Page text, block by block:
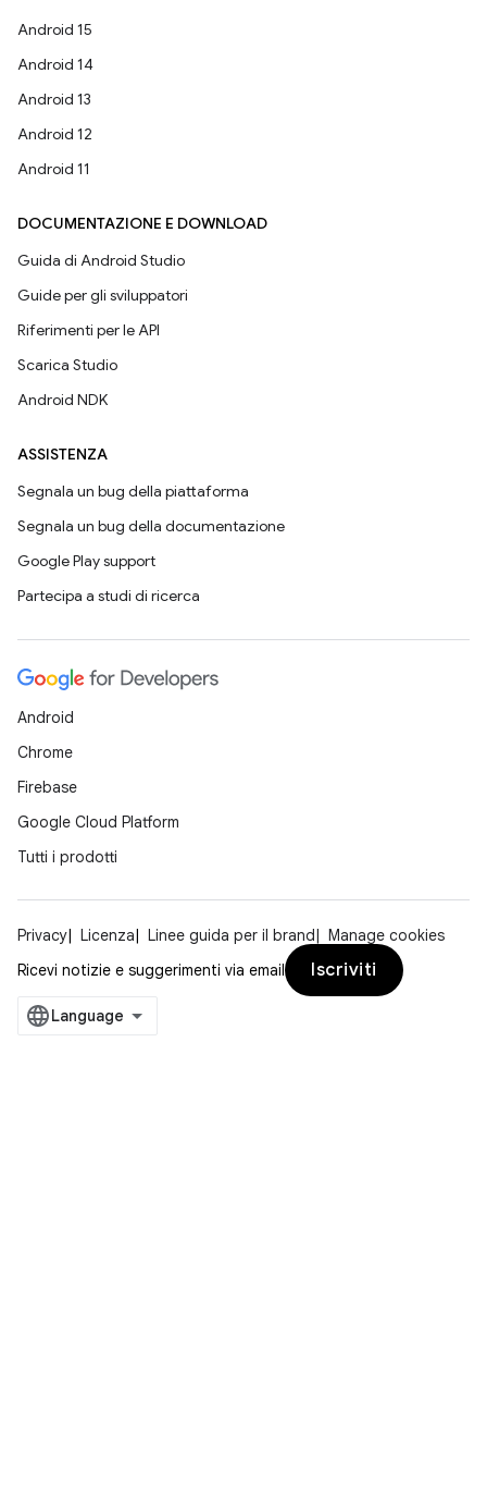
Android 15
Android 14
Android 13
Android 12
Android 11
DOCUMENTAZIONE E DOWNLOAD
Guida di Android Studio
Guide per gli sviluppatori
Riferimenti per le API
Scarica Studio
Android NDK
ASSISTENZA
Segnala un bug della piattaforma
Segnala un bug della documentazione
Google Play support
Partecipa a studi di ricerca
Android
Chrome
Firebase
Google Cloud Platform
Tutti i prodotti
Privacy Licenza Linee guida per il brand
Manage cookies
Ricevi notizie e suggerimenti via email
Iscriviti